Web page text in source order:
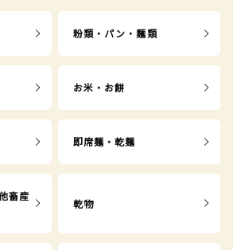
粉類・パン・麺類
お米・お餅
即席麺・乾麺
畜産
乾物